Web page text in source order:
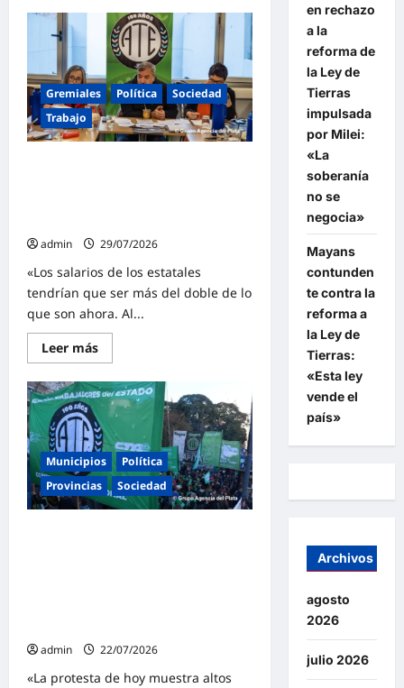
El
FreSU
lleva
Estado
argentino
a
la
CIDH
para
que
la
Gremiales Política
Sociedad
Trabajo
admin
29/07/2026
«Los salarios de los estatales
tendrían que ser más del doble de lo
que son ahora. Al...
Leer másLee
más
ATE
lanzó
un
paro
nacional
con
movilización
para
el
3
de
Municipios
Política
Provincias
Sociedad
admin
22/07/2026
«La protesta de hoy muestra altos
en rechazo
a la
reforma de
la Ley de
Tierras
impulsada
por Milei:
«La
soberanía
no se
negocia»
Mayans
contunden
te contra la
reforma a
la Ley de
Tierras:
«Esta ley
vende el
país»
Archivos
agosto
2026
julio 2026